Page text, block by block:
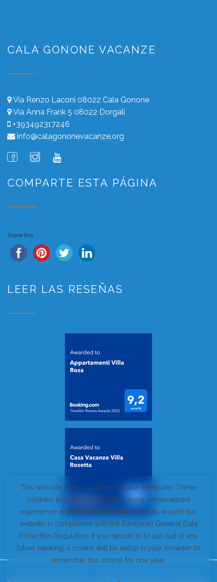
CALA GONONE VACANZE
Via Renzo Laconi 08022 Cala Gonone
Via Anna Frank 5 08022 Dorgali
+393492317246
info@calagononevacanze.org
COMPARTE ESTA PÁGINA
Share this...
LEER LAS RESEÑAS
This website stores cookies on your computer. These
cookies are used to provide a more personalized
experience and to track your whereabouts around our
website in compliance with the European General Data
Protection Regulation. If you decide to to opt-out of any
future tracking, a cookie will be setup in your browser to
remember this choice for one year.